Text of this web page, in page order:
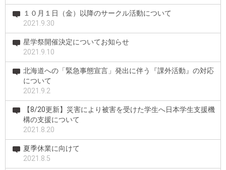
１０月１日（金）以降のサークル活動について
2021.9.30
星学祭開催決定についてお知らせ
2021.9.10
北海道への「緊急事態宣言」発出に伴う『課外活動』の対応
について
2021.9.2
【8/20更新】災害により被害を受けた学生へ日本学生支援機
構の支援について
2021.8.20
夏季休業に向けて
2021.8.5